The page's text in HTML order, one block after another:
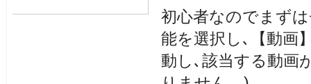
初心者なのでまず
能を選択し､【動画
動し､該当する動画